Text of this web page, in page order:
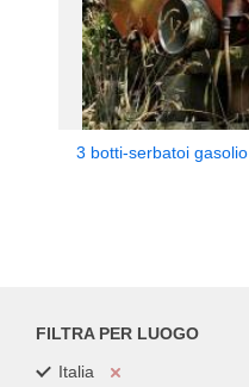
3 botti-serbatoi gasolio
FILTRA PER LUOGO
Italia